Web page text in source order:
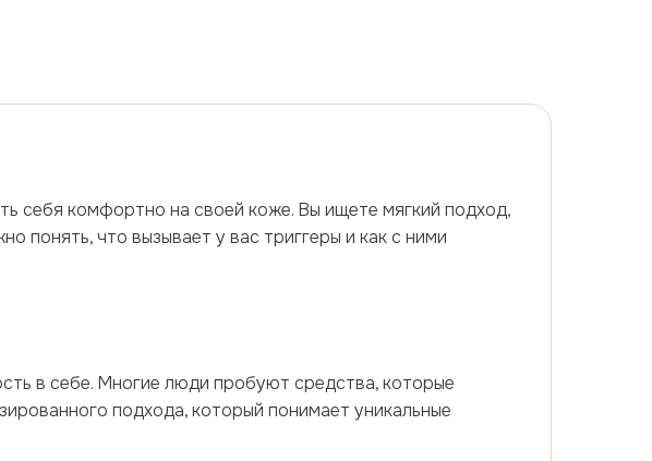
себя комфортно на своей коже. Вы ищете мягкий подход,
понять, что вызывает у вас триггеры и как с ними
в себе. Многие люди пробуют средства, которые
подхода, который понимает уникальные